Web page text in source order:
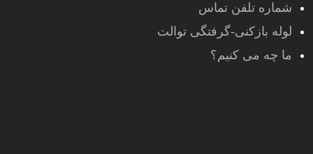
شماره تلفن تماس
لوله بازکنی-گرفتگی توالت
ما چه می کنیم؟